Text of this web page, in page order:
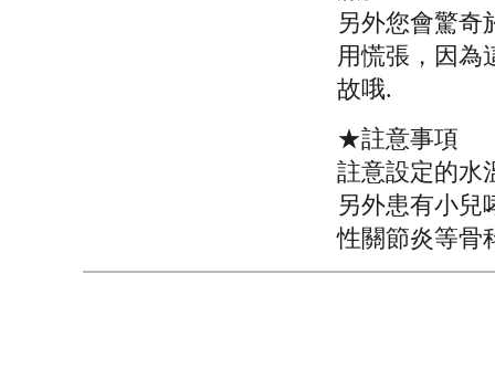
另外您會驚奇
用慌張，因為
故哦.
★註意事項
註意設定的水
另外患有小兒
性關節炎等骨